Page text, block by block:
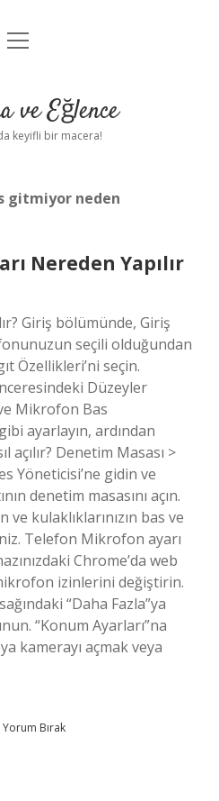
Uyarı
menüyü
ve Eğlence
keyifli bir macera!
gitmiyor neden
Nereden Yapılır
Giriş bölümünde, Giriş
seçili olduğundan
Özellikleri’ni seçin.
Düzeyler
Mikrofon Bas
ayarlayın, ardından
açılır? Denetim Masası >
Yöneticisi’ne gidin ve
denetim masasını açın.
kulaklıklarınızın bas ve
Telefon Mikrofon ayarı
Chrome’da web
izinlerini değiştirin.
“Daha Fazla”ya
“Konum Ayarları”na
kamerayı açmak veya
Yorum Bırak